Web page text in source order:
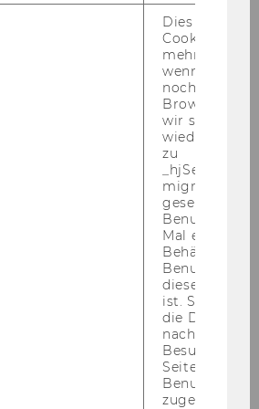
Finance, Banking and Insurance
Dies ist ein
Cookie, das
mehr setzen,
wenn ein
noch in
Browser hat,
wir seinen
zu
migrieren.
gesetzt,
Benutzer
Mal eine
Behält die
Benutzer-ID
diese Seite
ist. Stellt
die Daten von
Besuchen
Seite
Benutzer-ID
zugeordnet